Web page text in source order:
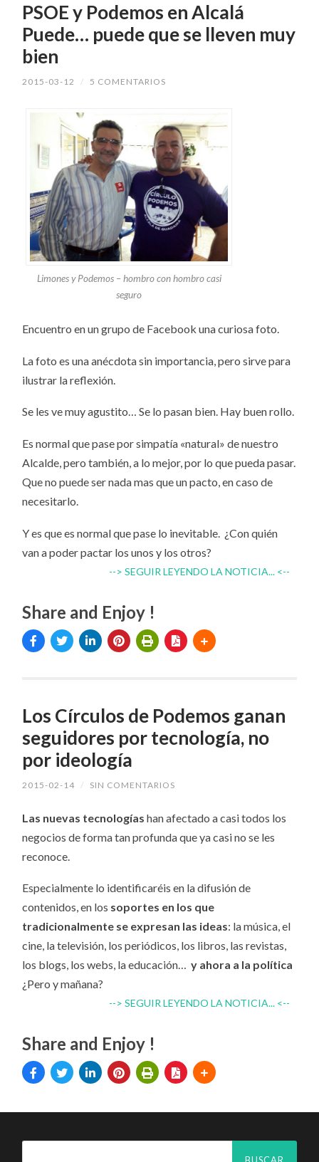
PSOE y Podemos en Alcalá
Puede… puede que se lleven muy
bien
2015-03-12 / 5 COMENTARIOS
Limones y Podemos – hombro con hombro casi
seguro
Encuentro en un grupo de Facebook una curiosa foto.
La foto es una anécdota sin importancia, pero sirve para
ilustrar la reflexión.
Se les ve muy agustito… Se lo pasan bien. Hay buen rollo.
Es normal que pase por simpatía «natural» de nuestro
Alcalde, pero también, a lo mejor, por lo que pueda pasar.
Que no puede ser nada mas que un pacto, en caso de
necesitarlo.
Y es que es normal que pase lo inevitable. ¿Con quién
van a poder pactar los unos y los otros?
--> SEGUIR LEYENDO LA NOTICIA... <--
Share and Enjoy !
Los Círculos de Podemos ganan
seguidores por tecnología, no
por ideología
2015-02-14 / SIN COMENTARIOS
Las nuevas tecnologías han afectado a casi todos los
negocios de forma tan profunda que ya casi no se les
reconoce.
Especialmente lo identificaréis en la difusión de
contenidos, en los soportes en los que
tradicionalmente se expresan las ideas: la música, el
cine, la televisión, los periódicos, los libros, las revistas,
los blogs, los webs, la educación…y ahora a la política
¿Pero y mañana?
--> SEGUIR LEYENDO LA NOTICIA... <--
Share and Enjoy !